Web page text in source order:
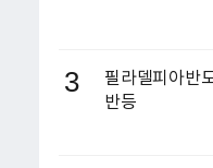
3
필라델피아반
반등